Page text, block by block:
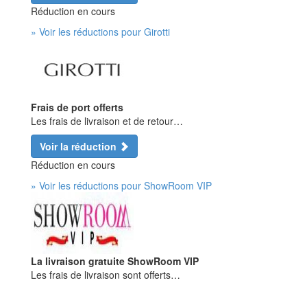
Réduction en cours
» Voir les réductions pour Girotti
Frais de port offerts
Les frais de livraison et de retour…
Voir la réduction
Réduction en cours
» Voir les réductions pour ShowRoom VIP
La livraison gratuite ShowRoom VIP
Les frais de livraison sont offerts…